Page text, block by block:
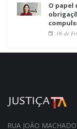
O papel
06 de
RUA JOÃO